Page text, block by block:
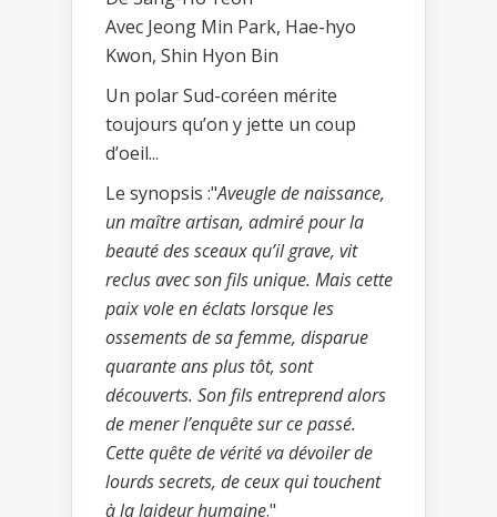
Avec Jeong Min Park, Hae-hyo
Kwon, Shin Hyon Bin
Un polar Sud-coréen mérite
toujours qu’on y jette un coup
d’oeil...
Le synopsis :"Aveugle de naissance,
un maître artisan, admiré pour la
beauté des sceaux qu’il grave, vit
reclus avec son fils unique. Mais cette
paix vole en éclats lorsque les
ossements de sa femme, disparue
quarante ans plus tôt, sont
découverts. Son fils entreprend alors
de mener l’enquête sur ce passé.
Cette quête de vérité va dévoiler de
lourds secrets, de ceux qui touchent
à la laideur humaine."